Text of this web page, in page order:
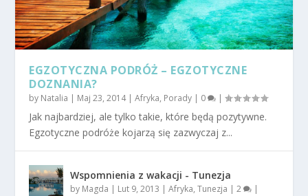
EGZOTYCZNA PODRÓŻ – EGZOTYCZNE
DOZNANIA?
by Natalia Maj 23, 2014|Afryka, Porady 0 |
Jak najbardziej, ale tylko takie, które będą pozytywne.
Egzotyczne podróże kojarzą się zazwyczaj z...
Wspomnienia z wakacji - Tunezja
by Magda Lut 9, 2013 |Afryka,Tunezja |2